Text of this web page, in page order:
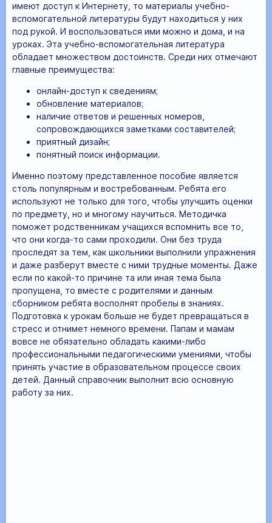
имеют доступ к Интернету, то материалы учебно-
вспомогательной литературы будут находиться у них
под рукой. И воспользоваться ими можно и дома, и на
уроках. Эта учебно-вспомогательная литература
обладает множеством достоинств. Среди них отмечают
главные преимущества:
онлайн-доступ к сведениям;
обновление материалов;
наличие ответов и решенных номеров,
сопровождающихся заметками составителей;
приятный дизайн;
понятный поиск информации.
Именно поэтому представленное пособие является
столь популярным и востребованным. Ребята его
используют не только для того, чтобы улучшить оценки
по предмету, но и многому научиться. Методичка
поможет родственникам учащихся вспомнить все то,
что они когда-то сами проходили. Они без труда
проследят за тем, как школьники выполнили упражнения
и даже разберут вместе с ними трудные моменты. Даже
если по какой-то причине та или иная тема была
пропущена, то вместе с родителями и данным
сборником ребята восполнят пробелы в знаниях.
Подготовка к урокам больше не будет превращаться в
стресс и отнимет немного времени. Папам и мамам
вовсе не обязательно обладать какими-либо
профессиональными педагогическими умениями, чтобы
принять участие в образовательном процессе своих
детей. Данный справочник выполнит всю основную
работу за них.